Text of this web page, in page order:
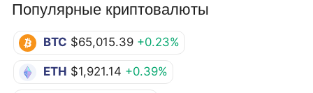
Популярные криптовалюты
BTC $65,015.39 +0.23%
ETH $1,921.14 +0.39%